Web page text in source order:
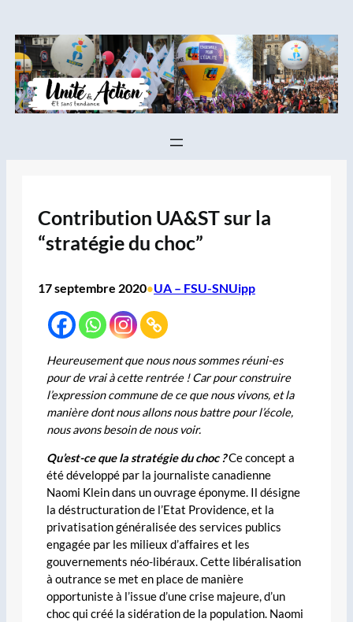
au
contenu
Contribution UA&ST sur la
“stratégie du choc”
17 septembre 2020•UA – FSU-SNUipp
Heureusement que nous nous sommes réuni-es
pour de vrai à cette rentrée ! Car pour construire
l’expression commune de ce que nous vivons, et la
manière dont nous allons nous battre pour l’école,
nous avons besoin de nous voir.
Qu’est-ce que la stratégie du choc ?Ce concept a
été développé par la journaliste canadienne
Naomi Klein dans un ouvrage éponyme. Il désigne
la déstructuration de l’Etat Providence, et la
privatisation généralisée des services publics
engagée par les milieux d’affaires et les
gouvernements néo-libéraux. Cette libéralisation
à outrance se met en place de manière
opportuniste à l’issue d’une crise majeure, d’un
choc qui créé la sidération de la population. Naomi